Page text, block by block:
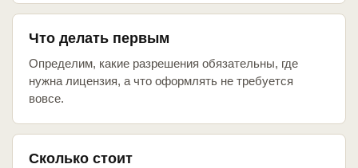
Что делать первым
Определим, какие разрешения обязательны, где
нужна лицензия, а что оформлять не требуется
вовсе.
Сколько стоит